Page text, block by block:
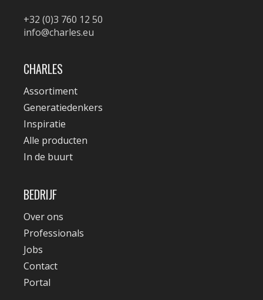
+32 (0)3 760 12 50
info@charles.eu
CHARLES
Assortiment
Generatiedenkers
Inspiratie
Alle producten
In de buurt
BEDRIJF
Over ons
Professionals
Jobs
Contact
Portal